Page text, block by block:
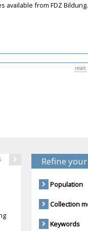
available from FDZ Bildung.
reset
Refine
Population
Collection
Keywords